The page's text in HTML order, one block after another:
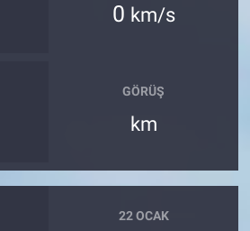
0 km/s
GÖRÜŞ
km
22 OCAK